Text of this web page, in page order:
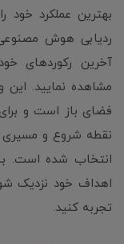
بهترین عملکرد خود
ردیابی هوش مصنوعی
آخرین رکوردهای
مشاهده نمایید.
فضای باز است و
انتخاب شده است.
اهداف خود نزدیک
تجربه کنید.